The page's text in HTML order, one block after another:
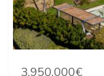
3.950.000€